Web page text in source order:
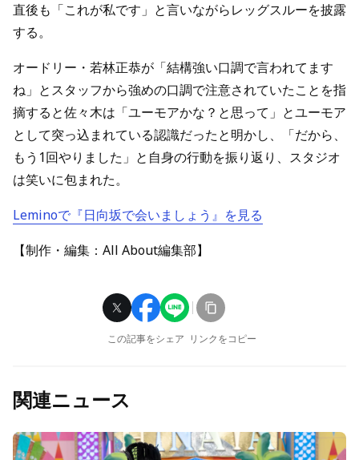
直後も「これが私です」と言いながらレッグスルーを披露
する。
オードリー・若林正恭が「結構強い口調で言われてます
ね」とスタッフから強めの口調で注意されていたことを指
摘すると佐々木は「ユーモアかな？と思って」とユーモア
として突っ込まれている認識だったと明かし、「だから、
もう1回やりました」と自身の行動を振り返り、スタジオ
は笑いに包まれた。
Leminoで『日向坂で会いましょう』を見る
【制作・編集：All About編集部】
この記事をシェア リンクをコピー
関連ニュース